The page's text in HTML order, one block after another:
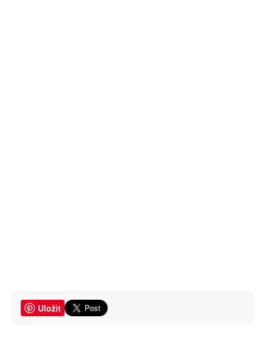
Uložit